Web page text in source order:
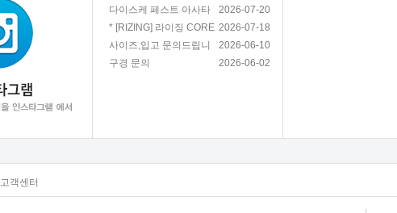
다이스케 페스트 아사타
2026-07-20
* [RIZING] 라이징 CORE 2026-07-18
사이즈,입고 문의드립니
2026-06-10
구경 문의
2026-06-02
고객센터